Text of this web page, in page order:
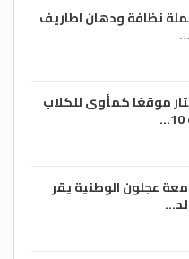
نظافة ودهان اطاريف
موقعًا كمأوى للكلاب
عجلون الوطنية يقر